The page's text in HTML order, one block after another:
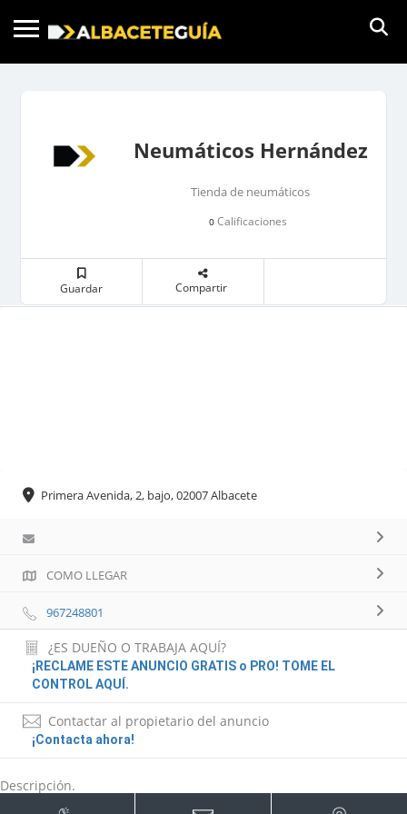
Neumáticos Hernández
Tienda de neumáticos
0Calificaciones
Guardar Compartir
Primera Avenida, 2, bajo, 02007 Albacete
COMO LLEGAR
967248801
¿ES DUEÑO O TRABAJA AQUÍ?
¡RECLAME ESTE ANUNCIO GRATIS o PRO! TOME EL
CONTROL AQUÍ.
Contactar al propietario del anuncio
¡Contacta ahora!
Descripción.